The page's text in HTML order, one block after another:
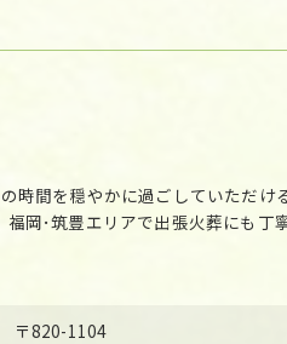
時間を穏やかに過ごしていただ
岡･筑豊エリアで出張火葬にも丁
〒820-1104